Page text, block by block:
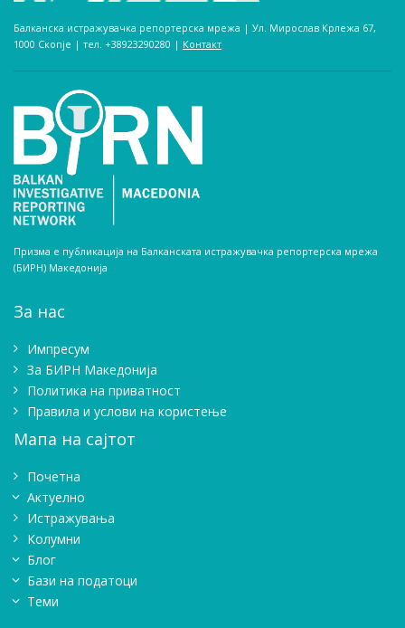
Балканска истражувачка репортерска мрежа | Ул. Мирослав Крлежа 67,
1000 Скопје | тел. +38923290280­ | Контакт
Призма е публикација на Балканската истражувачка репортерска мрежа
(БИРН) Македонија
За нас
Импресум
Зa БИРН Македонија
Политика на приватност
Правила и услови на користење
Мапа на сајтот
Почетна
Актуелно
Истражувањa
Колумни
Блог
Бази на податоци
Теми